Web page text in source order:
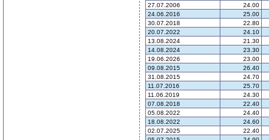
27.07.2006
24.00
24.06.2016
25.00
30.07.2018
22.80
20.07.2022
24.10
13.08.2024
21.30
14.08.2024
23.30
19.06.2026
23.00
09.08.2015
26.40
31.08.2015
24.70
11.07.2016
25.70
11.06.2019
24.30
07.08.2018
22.40
05.08.2022
24.40
18.08.2022
24.60
02.07.2025
22.40